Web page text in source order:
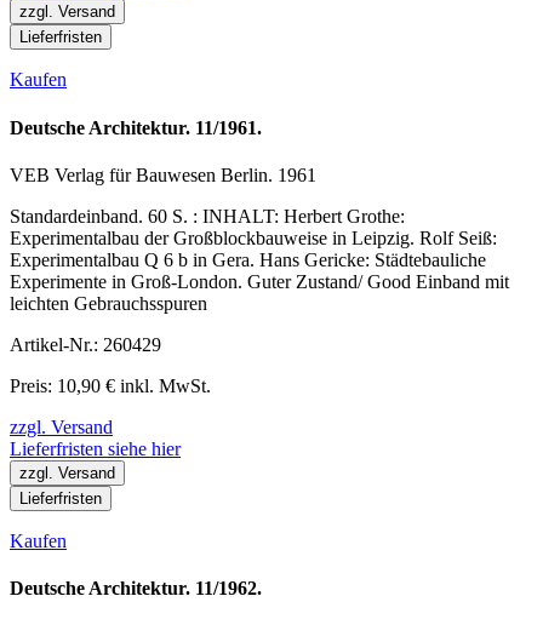
zzgl. Versand
Lieferfristen
Kaufen
Deutsche Architektur. 11/1961.
VEB Verlag für Bauwesen Berlin. 1961
Standardeinband. 60 S. : INHALT: Herbert Grothe:
Experimentalbau der Großblockbauweise in Leipzig. Rolf Seiß:
Experimentalbau Q 6 b in Gera. Hans Gericke: Städtebauliche
Experimente in Groß-London. Guter Zustand/ Good Einband mit
leichten Gebrauchsspuren
Artikel-Nr.: 260429
Preis: 10,90 € inkl. MwSt.
zzgl. Versand
Lieferfristen siehe hier
zzgl. Versand
Lieferfristen
Kaufen
Deutsche Architektur. 11/1962.